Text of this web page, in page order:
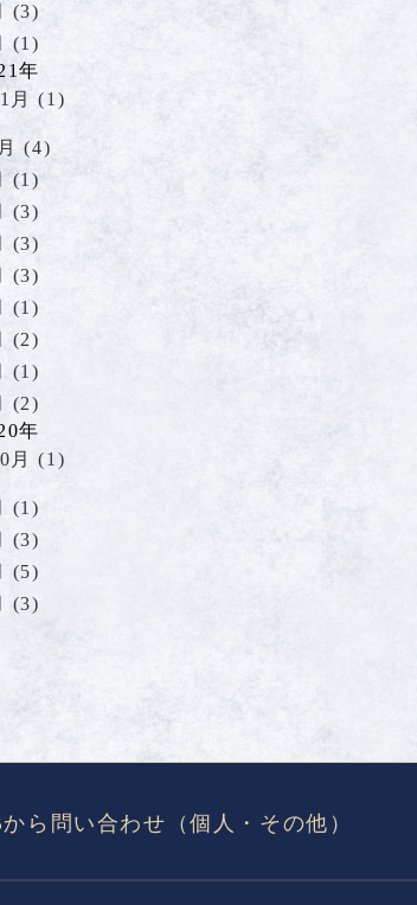
(3)
(1)
年
月 (1)
(4)
(1)
(3)
(3)
(3)
(1)
(2)
(1)
(2)
年
月 (1)
(1)
(3)
(5)
(3)
ら問い合わせ（個人・その他）